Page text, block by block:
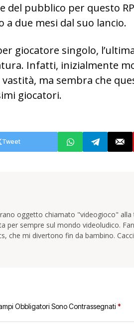
del pubblico per questo
due mesi dal suo lancio.
giocatore singolo,
Infatti, inizialmente
vastità, ma sembra che
giocatori.
Tweet
oggetto chiamato "videogioco" alla
per sempre sul mondo videoludico.
che mi divertono fin da bambino.
Obbligatori Sono Contrassegnati *